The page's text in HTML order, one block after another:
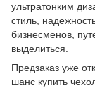
ультратонким
стиль,
бизнесменов,
выделиться.
Предзаказ уже
шанс купить